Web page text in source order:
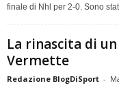
finale di Nhl per 2-0. Sono
La rinascita di
Vermette
Redazione BlogDiSport -